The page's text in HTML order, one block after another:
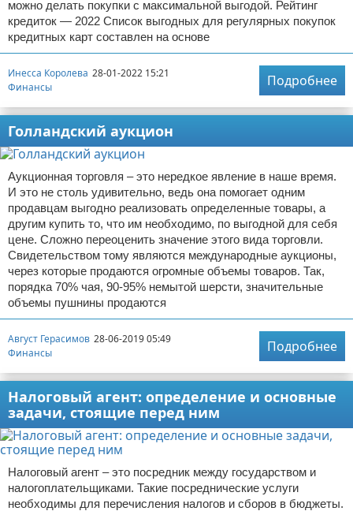
можно делать покупки с максимальной выгодой. Рейтинг
кредиток — 2022 Список выгодных для регулярных покупок
кредитных карт составлен на основе
Инесса Королева 28-01-2022 15:21
Финансы
Подробнее
Голландский аукцион
Аукционная торговля – это нередкое явление в наше время.
И это не столь удивительно, ведь она помогает одним
продавцам выгодно реализовать определенные товары, а
другим купить то, что им необходимо, по выгодной для себя
цене. Сложно переоценить значение этого вида торговли.
Свидетельством тому являются международные аукционы,
через которые продаются огромные объемы товаров. Так,
порядка 70% чая, 90-95% немытой шерсти, значительные
объемы пушнины продаются
Август Герасимов 28-06-2019 05:49
Финансы
Подробнее
Налоговый агент: определение и основные
задачи, стоящие перед ним
Налоговый агент – это посредник между государством и
налогоплательщиками. Такие посреднические услуги
необходимы для перечисления налогов и сборов в бюджеты.